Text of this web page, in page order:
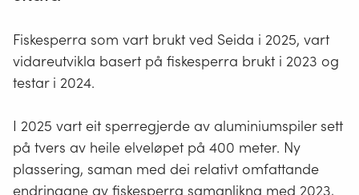
Fiskesperra som vart brukt ved Seida i 2025, vart
vidareutvikla basert på fiskesperra brukt i 2023 og
testar i 2024.
I 2025 vart eit sperregjerde av aluminiumspiler sett
på tvers av heile elveløpet på 400 meter. Ny
plassering, saman med dei relativt omfattande
endringane av fiskesperra samanlikna med 2023,